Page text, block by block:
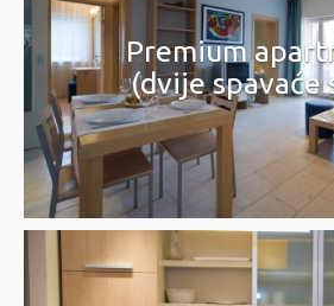
Premium
(dvije spavaće